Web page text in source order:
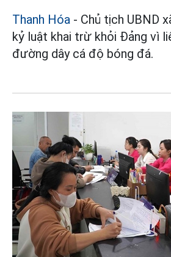
Thanh Hóa - Chủ tịch UBND
kỷ luật khai trừ khỏi Đảng vì
đường dây cá độ bóng đá.